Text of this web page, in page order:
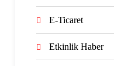
E-Ticaret
Etkinlik Haber